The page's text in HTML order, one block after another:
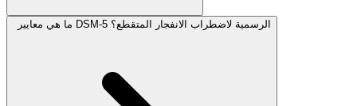
ما هي معايير DSM-5 الرسمية لاضطراب الانفجار المتقطع؟